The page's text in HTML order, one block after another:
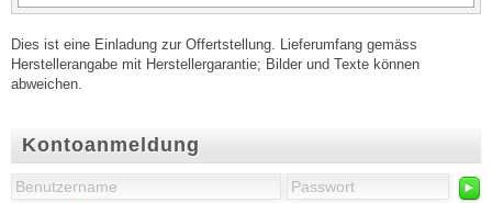
Kontoanmeldung
►
Dies ist eine Einladung zur Offertstellung. Lieferumfang gemäss
Herstellerangabe mit Herstellergarantie; Bilder und Texte können
abweichen.